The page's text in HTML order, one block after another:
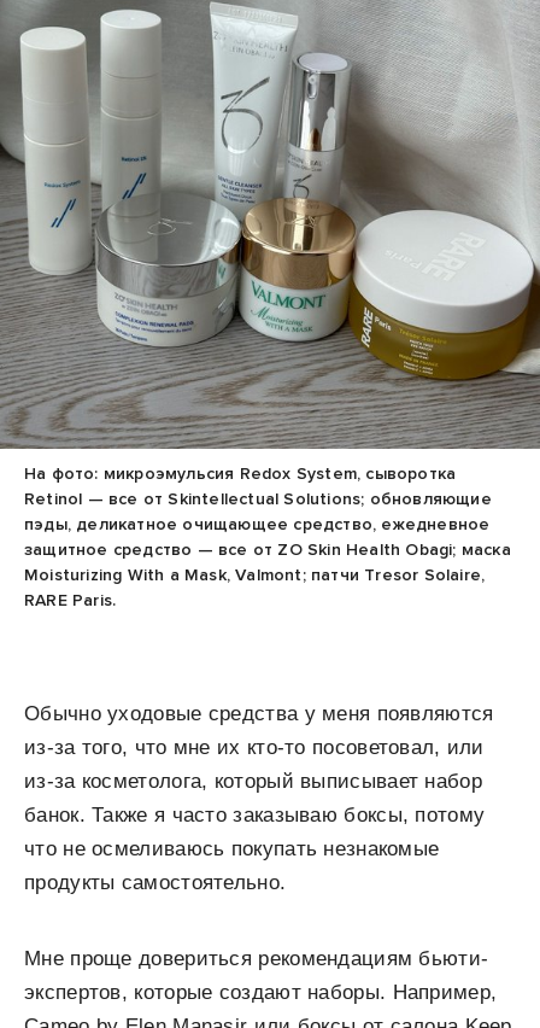
На фото: микроэмульсия Redox System, сыворотка
Retinol — все от Skintellectual Solutions; обновляющие
пэды, деликатное очищающее средство, ежедневное
защитное средство — все от ZO Skin Health Obagi; маска
Moisturizing With a Mask, Valmont; патчи Tresor Solaire,
RARE Paris.
Обычно уходовые средства у меня появляются
из-за того, что мне их кто-то посоветовал, или
из-за косметолога, который выписывает набор
банок. Также я часто заказываю боксы, потому
что не осмеливаюсь покупать незнакомые
продукты самостоятельно.
Мне проще довериться рекомендациям бьюти-
экспертов, которые создают наборы. Например,